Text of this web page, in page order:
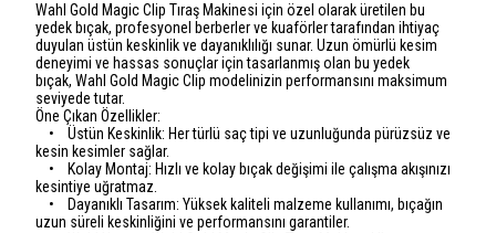
Wahl Gold Magic Clip Tıraş Makinesi için özel olarak üretilen bu
yedek bıçak, profesyonel berberler ve kuaförler tarafından ihtiyaç
duyulan üstün keskinlik ve dayanıklılığı sunar. Uzun ömürlü kesim
deneyimi ve hassas sonuçlar için tasarlanmış olan bu yedek
bıçak, Wahl Gold Magic Clip modelinizin performansını maksimum
seviyede tutar.
Öne Çıkan Özellikler:
• Üstün Keskinlik: Her türlü saç tipi ve uzunluğunda pürüzsüz ve
kesin kesimler sağlar.
• Kolay Montaj: Hızlı ve kolay bıçak değişimi ile çalışma akışınızı
kesintiye uğratmaz.
• Dayanıklı Tasarım: Yüksek kaliteli malzeme kullanımı, bıçağın
uzun süreli keskinliğini ve performansını garantiler.